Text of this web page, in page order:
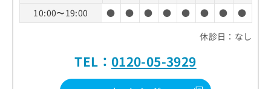
10:00〜19:00
● ● ● ● ● ● ●
●
休診日：なし
TEL： 0120-05-3929